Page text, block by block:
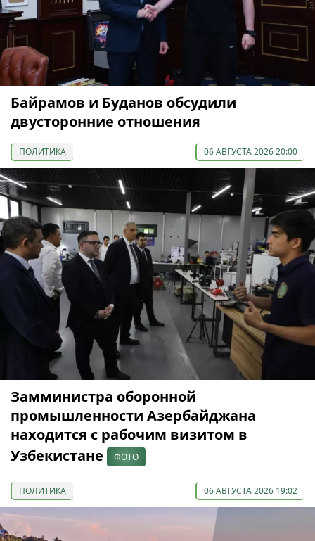
Байрамов и Буданов обсудили
двусторонние отношения
ПОЛИТИКА 06 АВГУСТА 2026 20:00
Замминистра оборонной
промышленности Азербайджана
находится с рабочим визитом в
Узбекистане
ФОТО
ПОЛИТИКА 06 АВГУСТА 2026 19:02